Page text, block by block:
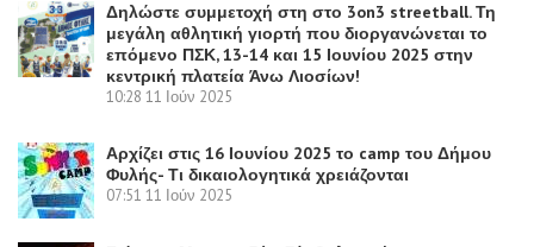
Δηλώστε συμμετοχή στη στο 3on3 streetball. Τη
μεγάλη αθλητική γιορτή που διοργανώνεται το
επόμενο ΠΣΚ, 13-14 και 15 Ιουνίου 2025 στην
κεντρική πλατεία Άνω Λιοσίων!
10:28 11 Ιούν 2025
Αρχίζει στις 16 Ιουνίου 2025 το camp του Δήμου
Φυλής- Τι δικαιολογητικά χρειάζονται
07:51 11 Ιούν 2025